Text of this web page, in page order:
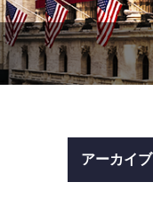
アーカイブ